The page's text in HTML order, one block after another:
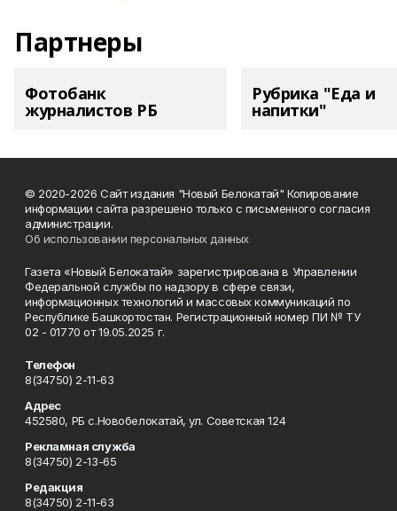
Партнеры
Фотобанк
журналистов РБ
Рубрика "Еда и
напитки"
© 2020-2026 Сайт издания "Новый Белокатай" Копирование
информации сайта разрешено только с письменного согласия
администрации.
Об использовании персональных данных
Газета «Новый Белокатай» зарегистрирована в Управлении
Федеральной службы по надзору в сфере связи,
информационных технологий и массовых коммуникаций по
Республике Башкортостан. Регистрационный номер ПИ № ТУ
02 - 01770 от 19.05.2025 г.
Телефон
8(34750) 2-11-63
Адрес
452580, РБ с.Новобелокатай, ул. Советская 124
Рекламная служба
8(34750) 2-13-65
Редакция
8(34750) 2-11-63